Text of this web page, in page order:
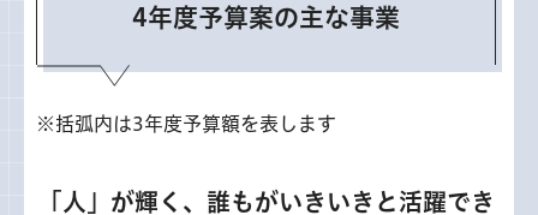
4年度予算案の主な事業
※括弧内は3年度予算額を表します
「人」が輝く、誰もがいきいきと活躍でき